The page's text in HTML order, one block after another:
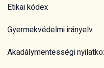
Etikai kódex
Gyermekvédelmi irányelv
Akadálymentességi